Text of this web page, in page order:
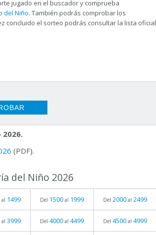
jugado en el buscador y comprueba
del Niño. También podrás comprobar los
concluido el sorteo podrás consultar la lista oficial
2026.
(PDF).
del Niño 2026
al 1499 Del 1500 al 1999 Del 2000 al 2499
al 3999 Del 4000 al 4499 Del 4500 al 4999